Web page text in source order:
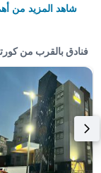
شاهد المزيد من
فنادق بالقرب من